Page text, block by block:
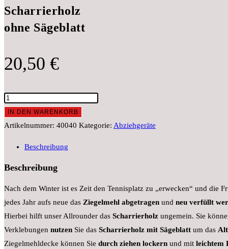
Scharrierholz
ohne Sägeblatt
20,50 €
Scharrierholzohne
Sägeblatt
Menge
IN DEN WARENKORB
Artikelnummer: 40040 Kategorie: Abziehgeräte
Beschreibung
Beschreibung
Nach dem Winter ist es Zeit den Tennisplatz zu „erwecken“ und die
jedes Jahr aufs neue das Ziegelmehl abgetragen und neu verfüllt
Hierbei hilft unser Allrounder das Scharrierholz ungemein. Sie
Verklebungen nutzen Sie das Scharrierholz mit Sägeblatt um das
Ziegelmehldecke können Sie durch ziehen lockern und mit leichtem